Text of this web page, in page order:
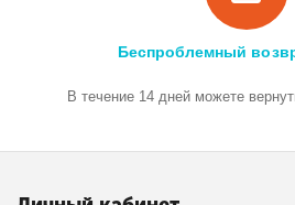
Беспроблемный
В течение 14 дней можете